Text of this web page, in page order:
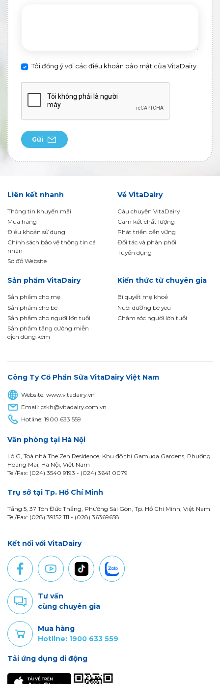
Tôi đồng ý với các điều khoản bảo mật của VitaDairy
Gửi
Liên kết nhanh
Thông tin khuyến mãi
Mua hàng
Điều khoản sử dụng
Chính sách bảo vệ thông tin cá
nhân
Sơ đồ Website
Về VitaDairy
Câu chuyện VitaDairy
Cam kết chất lượng
Phát triển bền vững
Đối tác và phân phối
Tuyển dụng
Sản phẩm VitaDairy
Sản phẩm cho mẹ
Sản phẩm cho bé
Sản phẩm cho người lớn tuổi
Sản phẩm tăng cường miễn
dịch dùng kèm
Kiến thức từ chuyên gia
Bí quyết mẹ khoẻ
Nuôi dưỡng bé yêu
Chăm sóc người lớn tuổi
Công Ty Cổ Phần Sữa VitaDairy Việt Nam
Website:www.vitadairy.vn
Email:cskh@vitadairy.com.vn
Hotline:1900 633 559
Văn phòng tại Hà Nội
Lô G, Toà nhà The Zen Residence, Khu đô thị Gamuda Gardens, Phường
Hoàng Mai, Hà Nội, Việt Nam
Tel/Fax: (024) 3540 9193 - (024) 3641 0079
Trụ sở tại Tp. Hồ Chí Minh
Tầng 5, 37 Tôn Đức Thắng, Phường Sài Gòn, Tp. Hồ Chí Minh, Việt Nam
Tel/Fax: (028) 39152 111 - (028) 36369658
Kết nối với VitaDairy
Tư vấn
cùng chuyên gia
Mua hàng
Hotline: 1900 633 559
Tải ứng dụng di động